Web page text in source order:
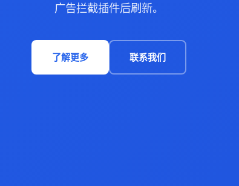
广告拦截插件后刷新。
了解更多 联系我们